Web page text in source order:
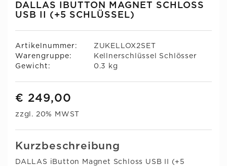
DALLAS IBUTTON MAGNET SCHLOSS
USB II (+5 SCHLÜSSEL)
Artikelnummer:
ZUKELLOX2SET
Warengruppe:
Kellnerschlüssel Schlösser
Gewicht:
0.3 kg
€ 249,00
zzgl. 20% MWST
Kurzbeschreibung
DALLAS iButton Magnet Schloss USB II (+5